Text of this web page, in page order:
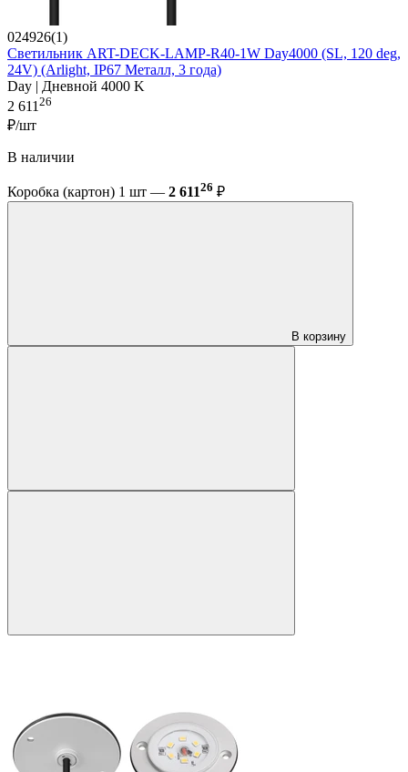
024926(1)
Светильник ART-DECK-LAMP-R40-1W Day4000 (SL, 120 deg,
24V) (Arlight, IP67 Металл, 3 года)
Day | Дневной 4000 K
2 611 26
₽/шт
В наличии
Коробка (картон) 1 шт — 2 61126 ₽
В корзину